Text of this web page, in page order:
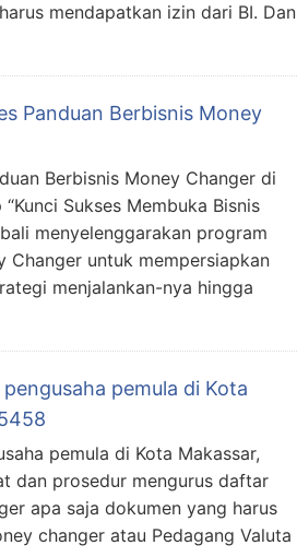
mendapatkan izin dari BI. Dan
Panduan Berbisnis Money
Berbisnis Money Changer di
Sukses Membuka Bisnis
menyelenggarakan program
Changer untuk mempersiapkan
menjalankan-nya hingga
pemula di Kota
pemula di Kota Makassar,
dan prosedur mengurus daftar
apa saja dokumen yang harus
changer atau Pedagang Valuta